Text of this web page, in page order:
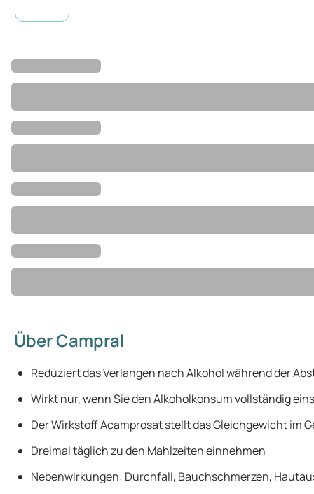
Über Campral
Reduziert das Verlangen nach Alkohol während der
Wirkt nur, wenn Sie den Alkoholkonsum vollständig
Der Wirkstoff Acamprosat stellt das Gleichgewicht im
Dreimal täglich zu den Mahlzeiten einnehmen
Nebenwirkungen: Durchfall, Bauchschmerzen,